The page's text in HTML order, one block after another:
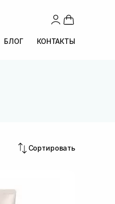
БЛОГ КОНТАКТЫ
Сортировать